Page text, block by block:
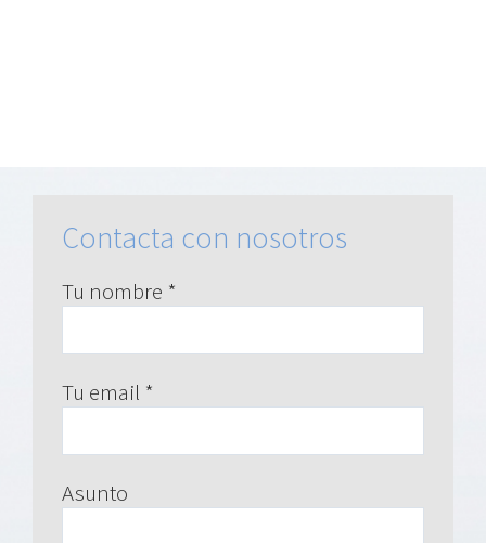
Contacta con nosotros
Tu nombre *
Tu email *
Asunto